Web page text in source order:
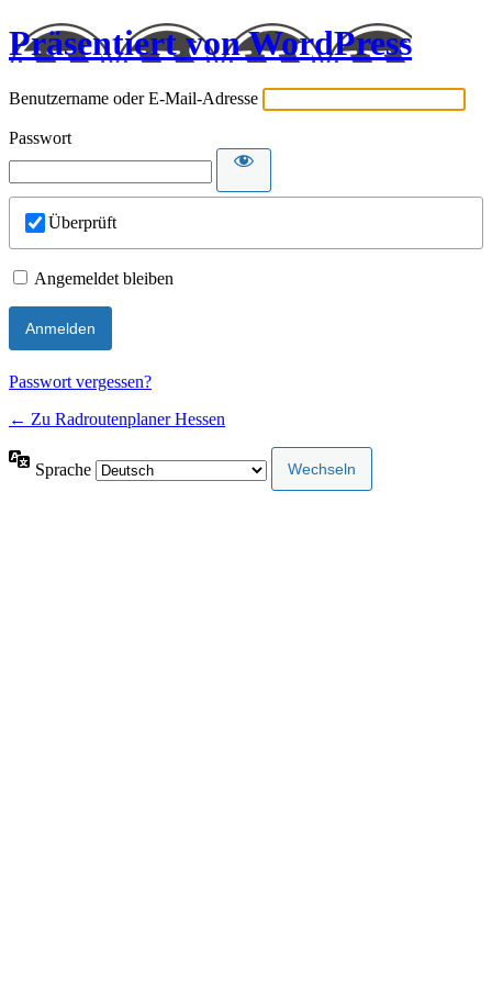
Präsentiert von WordPress
Benutzername oder E-Mail-Adresse
Passwort
Überprüft
Angemeldet bleiben
Passwort vergessen?
← Zu Radroutenplaner Hessen
Sprache